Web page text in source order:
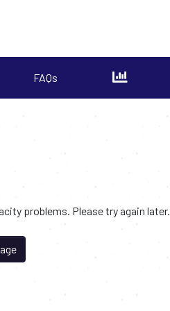
FAQs
problems. Please try again later.